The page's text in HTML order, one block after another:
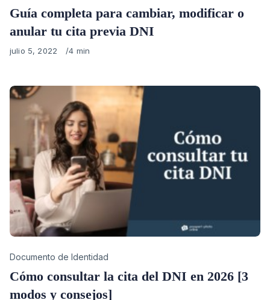
Guía completa para cambiar, modificar o
anular tu cita previa DNI
Published
julio 5, 2022 4 min
Category
Documento de Identidad
Cómo consultar la cita del DNI en 2026 [3
modos y consejos]